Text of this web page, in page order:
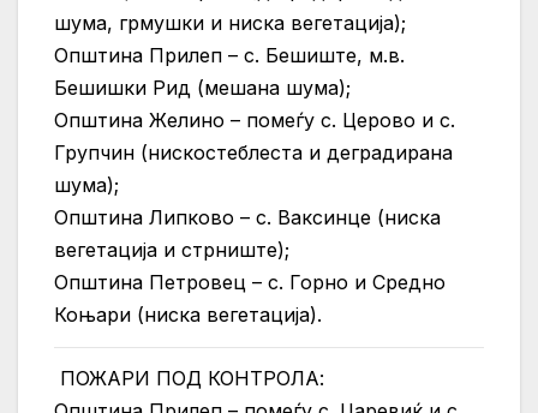
шума, грмушки и ниска вегетација);
Општина Прилеп – с. Бешиште, м.в.
Бешишки Рид (мешана шума);
Општина Желино – помеѓу с. Церово и с.
Групчин (нискостеблеста и деградирана
шума);
Општина Липково – с. Ваксинце (ниска
вегетација и стрниште);
Општина Петровец – с. Горно и Средно
Коњари (ниска вегетација).
ПОЖАРИ ПОД КОНТРОЛА: